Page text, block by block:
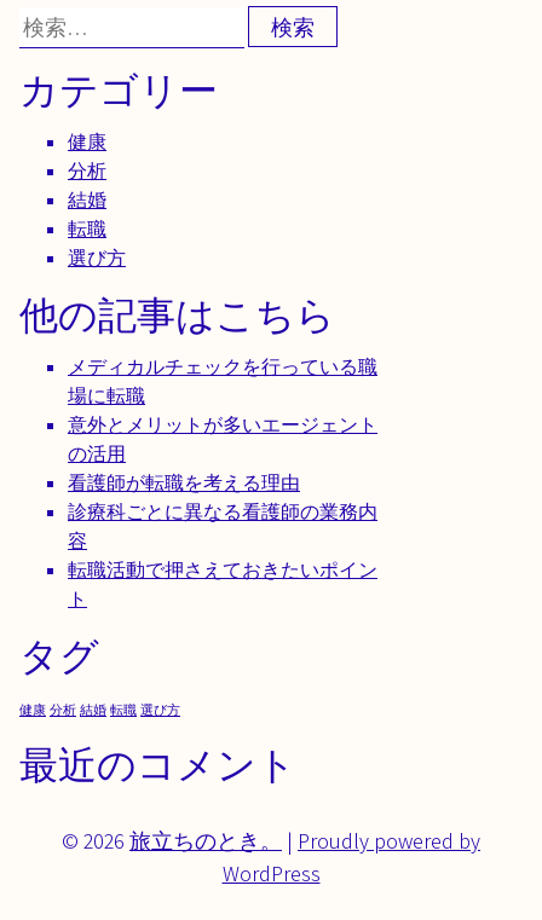
検
索:
カテゴリー
健康
分析
結婚
転職
選び方
他の記事はこちら
メディカルチェックを行っている職
場に転職
意外とメリットが多いエージェント
の活用
看護師が転職を考える理由
診療科ごとに異なる看護師の業務内
容
転職活動で押さえておきたいポイン
ト
タグ
健康 分析 結婚 転職 選び方
最近のコメント
© 2026 旅立ちのとき。 | Proudly powered by
WordPress